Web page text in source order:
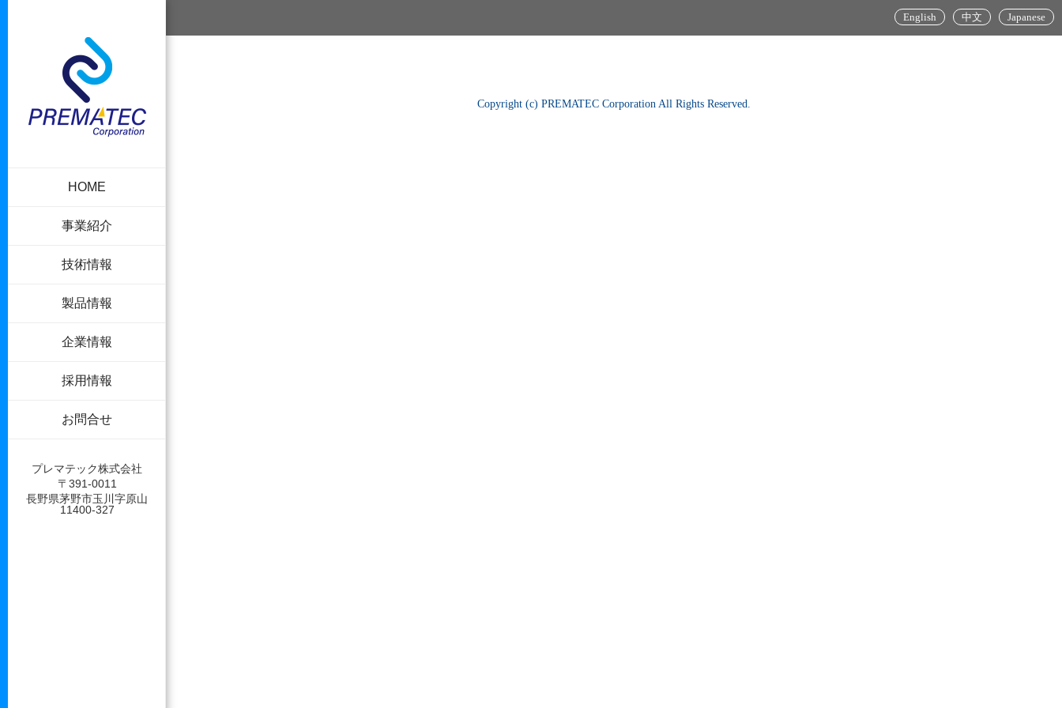
HOME
事業紹介
技術情報
製品情報
企業情報
採用情報
お問合せ
プレマテック株式会社
〒391-0011
長野県茅野市玉川字原山
11400-327
English 中文 Japanese
Copyright (c) PREMATEC Corporation All Rights Reserved.